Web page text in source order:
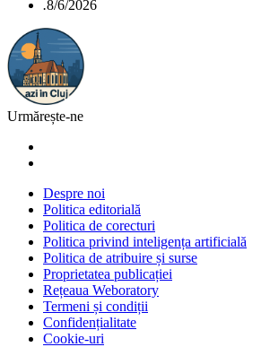
.8/6/2026
Urmărește-ne
Despre noi
Politica editorială
Politica de corecturi
Politica privind inteligența artificială
Politica de atribuire și surse
Proprietatea publicației
Rețeaua Weboratory
Termeni și condiții
Confidențialitate
Cookie-uri